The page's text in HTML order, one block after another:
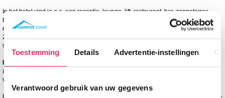
Toestemming Details Advertentie-instellingen
Verantwoord gebruik van uw gegevens
In het hotel vind je o.a. een receptie, lounge, lift, restaurant, bar, zonneterras,
bagage opslag en skiberging. Wi-Fi is gratis in het hele hotel (low-speed). Er is
een wellness (toegang vanaf 18 jaar en alleen op afspraak) met o.a. een sauna,
2 jacuzzi's en een stoombad. Tegen betaling zijn massages en
schoonheidsbehandelingen mogelijk.
Let op
aqua-relaxruimte (sauna, hammam, jacuzzi) wordt gerenoveerd, winterseizoen
van 2026-2027 is deze ruimte gesloten
Hotel Club MMV Les Brévières telt ca. 130 kamers voor 2, 3, 4 of 5 personen (12-